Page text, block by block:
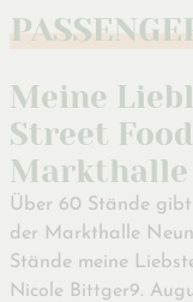
Zum
Meine
Street
Markthalle
Über 60 Stände
der Markthalle
Stände meine
Nicole Bittger9.